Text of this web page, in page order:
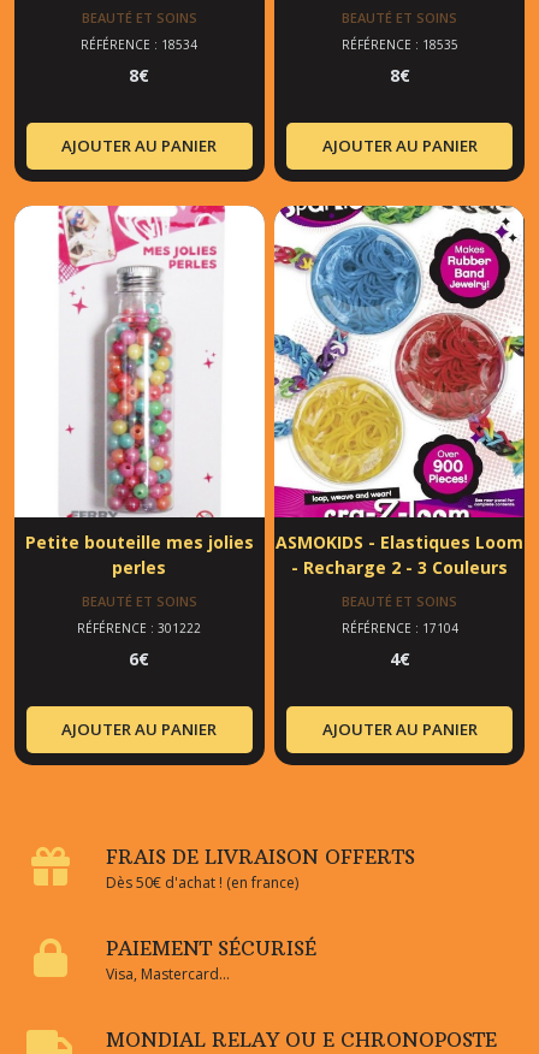
BEAUTÉ ET SOINS
RÉFÉRENCE : 18534
8€
AJOUTER AU PANIER
pendentifs
BEAUTÉ ET SOINS
RÉFÉRENCE : 18535
8€
AJOUTER AU PANIER
Petite bouteille mes jolies
perles
BEAUTÉ ET SOINS
RÉFÉRENCE : 301222
6€
AJOUTER AU PANIER
ASMOKIDS - Elastiques Loom
- Recharge 2 - 3 Couleurs
BEAUTÉ ET SOINS
RÉFÉRENCE : 17104
4€
AJOUTER AU PANIER
FRAIS DE LIVRAISON OFFERTS
Dès 50€ d'achat ! (en france)
PAIEMENT SÉCURISÉ
Visa, Mastercard...
MONDIAL RELAY OU E CHRONOPOSTE